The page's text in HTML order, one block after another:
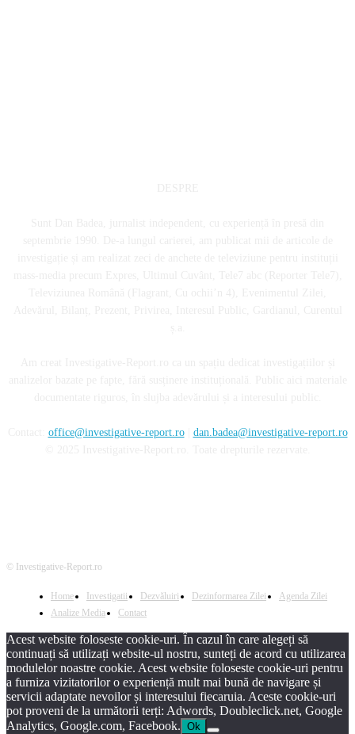
office@investigative-report.ro| dan.badea@investigative-report.ro
© Investigative-Report.ro
Home Investigatii Dezvăluiri Dezinformarea Zilei
Agenda Zilei
Analize Media
Contact
Acest website foloseste cookie-uri. În cazul în care alegeți să
continuați să utilizați website-ul nostru, sunteți de acord cu utilizarea
modulelor noastre cookie. Acest website foloseste cookie-uri pentru
a furniza vizitatorilor o experiență mult mai bună de navigare și
servicii adaptate nevoilor și interesului fiecaruia. Aceste cookie-uri
pot proveni de la următorii terți: Adwords, Doubleclick.net, Google
Analytics, Google.com, Facebook. Ok